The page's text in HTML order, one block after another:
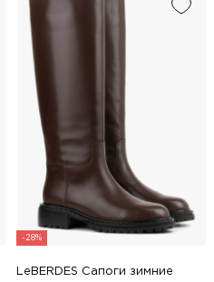
-28%
LeBERDES Сапоги зимние